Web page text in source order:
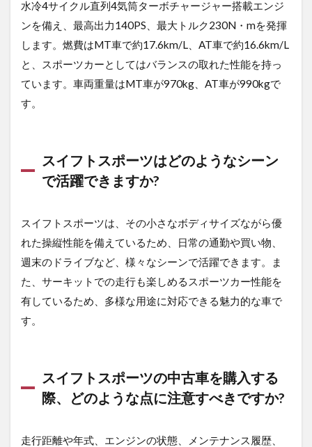
水冷4サイクル直列4気筒ターボチャージャー搭載エンジ
ンを備え、最高出力140PS、最大トルク230N・mを発揮
します。燃費はMT車で約17.6km/L、AT車で約16.6km/L
と、スポーツカーとしてはバランスの取れた性能を持っ
ています。車両重量はMT車が970kg、AT車が990kgで
す。
スイフトスポーツはどのようなシーン
で活躍できますか?
スイフトスポーツは、その小さなボディサイズながら優
れた操縦性能を備えているため、日常の通勤や買い物、
週末のドライブなど、様々なシーンで活躍できます。ま
た、サーキットでの走行も楽しめるスポーツカー性能を
有しているため、多様な用途に対応できる魅力的な車で
す。
スイフトスポーツの中古車を購入する
際、どのような点に注意すべきですか?
走行距離や年式、エンジンの状態、メンテナンス履歴、